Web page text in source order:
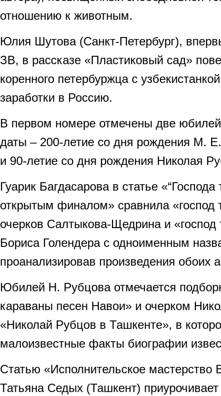
отношению к животным.
Юлия Шутова (Санкт-Петербург),
ЗВ, в рассказе «Пластиковый сад»
коренного петербуржца с
заработки в Россию.
В первом номере отмечены две
даты – 200-летие со дня рождения М.
и 90-летие со дня рождения Николая
Гуарик Багдасарова в статье
открытым финалом» сравнила «господ
очерков Салтыкова-Щедрина и «господ
Бориса Голендера с одноименным
проанализировав произведения обоих
Юбилей Н. Рубцова отмечается
караваны песен Навои» и очерком
«Николай Рубцов в Ташкенте», в
малоизвестные факты биографии
Статью «Исполнительское мастерство
Татьяна Седых (Ташкент)